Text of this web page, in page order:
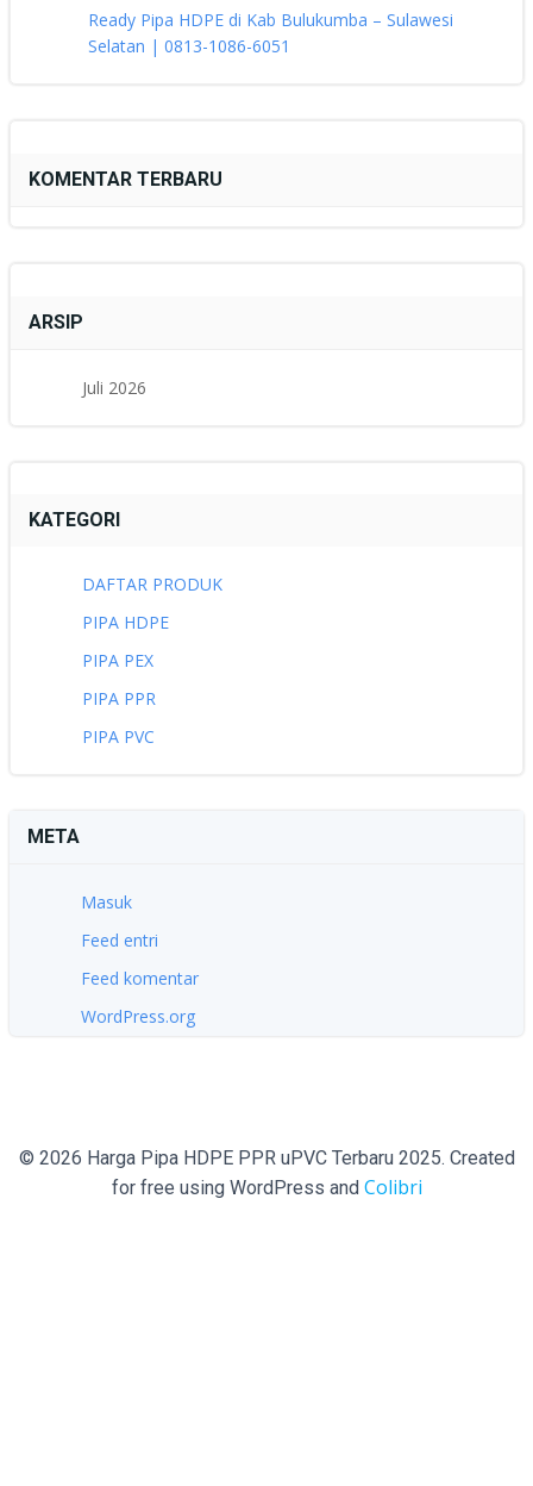
Ready Pipa HDPE di Kab Bulukumba – Sulawesi
Selatan | 0813-1086-6051
KOMENTAR TERBARU
ARSIP
Juli 2026
KATEGORI
DAFTAR PRODUK
PIPA HDPE
PIPA PEX
PIPA PPR
PIPA PVC
META
Masuk
Feed entri
Feed komentar
WordPress.org
© 2026 Harga Pipa HDPE PPR uPVC Terbaru 2025. Created
for free using WordPress and Colibri